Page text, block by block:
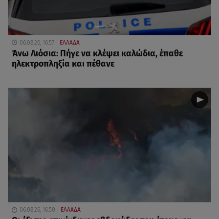
06.08.26, 16:57 ΕΛΛΑΔΑ
Άνω Λιόσια: Πήγε να κλέψει καλώδια, έπαθε
ηλεκτροπληξία και πέθανε
06.08.26, 16:50 ΕΛΛΑΔΑ